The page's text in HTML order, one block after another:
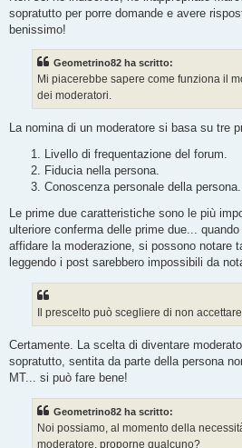
sopratutto per porre domande e avere
benissimo!
Geometrino82 ha scritto:
Mi piacerebbe sapere come funziona il
dei moderatori.
La nomina di un moderatore si basa su tre
Livello di frequentazione del forum.
Fiducia nella persona.
Conoscenza personale della persona.
Le prime due caratteristiche sono le più
ulteriore conferma delle prime due...
affidare la moderazione, si possono notare
leggendo i post sarebbero impossibili da
Il prescelto può scegliere di non
Certamente. La scelta di diventare
sopratutto, sentita da parte della persona
MT... si può fare bene!
Geometrino82 ha scritto:
Noi possiamo, al momento della
moderatore, proporne qualcuno?